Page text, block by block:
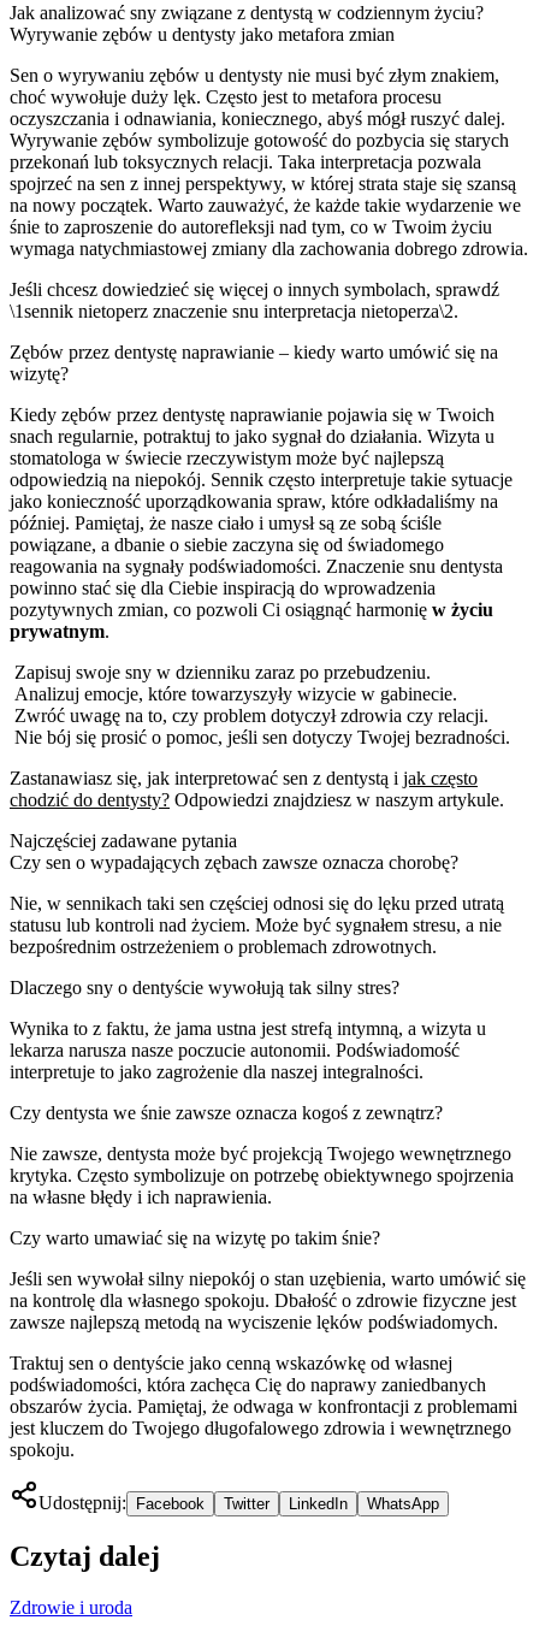
Jak analizować sny związane z dentystą w codziennym życiu?
Wyrywanie zębów u dentysty jako metafora zmian
Sen o wyrywaniu zębów u dentysty nie musi być złym znakiem,
choć wywołuje duży lęk. Często jest to metafora procesu
oczyszczania i odnawiania, koniecznego, abyś mógł ruszyć dalej.
Wyrywanie zębów symbolizuje gotowość do pozbycia się starych
przekonań lub toksycznych relacji. Taka interpretacja pozwala
spojrzeć na sen z innej perspektywy, w której strata staje się szansą
na nowy początek. Warto zauważyć, że każde takie wydarzenie we
śnie to zaproszenie do autorefleksji nad tym, co w Twoim życiu
wymaga natychmiastowej zmiany dla zachowania dobrego zdrowia.
Jeśli chcesz dowiedzieć się więcej o innych symbolach, sprawdź
\1sennik nietoperz znaczenie snu interpretacja nietoperza\2.
Zębów przez dentystę naprawianie – kiedy warto umówić się na
wizytę?
Kiedy zębów przez dentystę naprawianie pojawia się w Twoich
snach regularnie, potraktuj to jako sygnał do działania. Wizyta u
stomatologa w świecie rzeczywistym może być najlepszą
odpowiedzią na niepokój. Sennik często interpretuje takie sytuacje
jako konieczność uporządkowania spraw, które odkładaliśmy na
później. Pamiętaj, że nasze ciało i umysł są ze sobą ściśle
powiązane, a dbanie o siebie zaczyna się od świadomego
reagowania na sygnały podświadomości. Znaczenie snu dentysta
powinno stać się dla Ciebie inspiracją do wprowadzenia
pozytywnych zmian, co pozwoli Ci osiągnąć harmonię w życiu
prywatnym.
Zapisuj swoje sny w dzienniku zaraz po przebudzeniu.
Analizuj emocje, które towarzyszyły wizycie w gabinecie.
Zwróć uwagę na to, czy problem dotyczył zdrowia czy relacji.
Nie bój się prosić o pomoc, jeśli sen dotyczy Twojej bezradności.
Zastanawiasz się, jak interpretować sen z dentystą i jak często
chodzić do dentysty? Odpowiedzi znajdziesz w naszym artykule.
Najczęściej zadawane pytania
Czy sen o wypadających zębach zawsze oznacza chorobę?
Nie, w sennikach taki sen częściej odnosi się do lęku przed utratą
statusu lub kontroli nad życiem. Może być sygnałem stresu, a nie
bezpośrednim ostrzeżeniem o problemach zdrowotnych.
Dlaczego sny o dentyście wywołują tak silny stres?
Wynika to z faktu, że jama ustna jest strefą intymną, a wizyta u
lekarza narusza nasze poczucie autonomii. Podświadomość
interpretuje to jako zagrożenie dla naszej integralności.
Czy dentysta we śnie zawsze oznacza kogoś z zewnątrz?
Nie zawsze, dentysta może być projekcją Twojego wewnętrznego
krytyka. Często symbolizuje on potrzebę obiektywnego spojrzenia
na własne błędy i ich naprawienia.
Czy warto umawiać się na wizytę po takim śnie?
Jeśli sen wywołał silny niepokój o stan uzębienia, warto umówić się
na kontrolę dla własnego spokoju. Dbałość o zdrowie fizyczne jest
zawsze najlepszą metodą na wyciszenie lęków podświadomych.
Traktuj sen o dentyście jako cenną wskazówkę od własnej
podświadomości, która zachęca Cię do naprawy zaniedbanych
obszarów życia. Pamiętaj, że odwaga w konfrontacji z problemami
jest kluczem do Twojego długofalowego zdrowia i wewnętrznego
spokoju.
Udostępnij: Facebook Twitter LinkedIn WhatsApp
Czytaj dalej
Zdrowie i uroda